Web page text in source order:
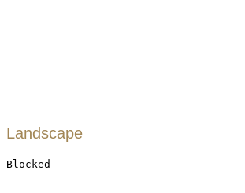
Landscape